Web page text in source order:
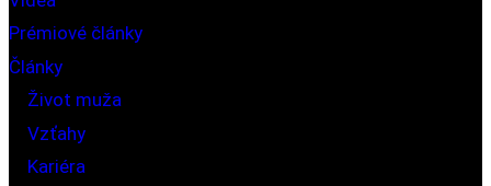
Prémiové články
Články
Život muža
Vzťahy
Kariéra